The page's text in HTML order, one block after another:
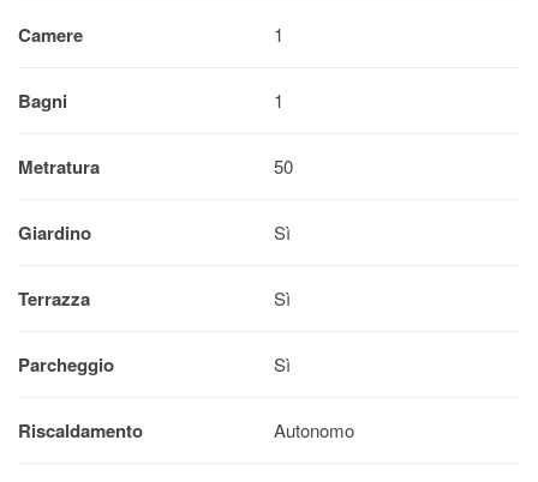
Camere 1
Bagni 1
Metratura 50
Giardino Sì
Terrazza Sì
Parcheggio Sì
Riscaldamento Autonomo